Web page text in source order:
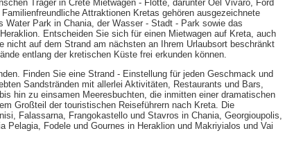
Träger in Crete Mietwagen - Flotte, darunter Oel Vivaro, Ford
Attraktionen Kretas gehören ausgezeichnete
Water Park in Chania, der Wasser - Stadt - Park sowie das
Entscheiden Sie sich für einen Mietwagen auf Kreta, auch
nicht auf dem Strand am nächsten an Ihrem Urlaubsort beschränkt
entlang der kretischen Küste frei erkunden können.
Finden Sie eine Strand - Einstellung für jeden Geschmack und
Sandstränden mit allerlei Aktivitäten, Restaurants und Bars,
hin zu einsamen Meeresbuchten, die inmitten einer dramatischen
Großteil der touristischen Reiseführern nach Kreta. Die
Falassarna, Frangokastello und Stavros in Chania, Georgioupolis,
Pelagia, Fodele und Gournes in Heraklion und Makriyialos und Vai